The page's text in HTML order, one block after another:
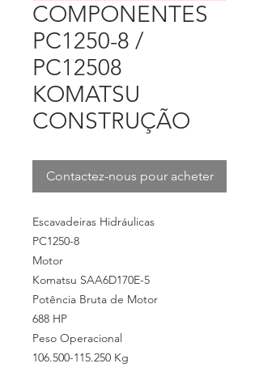
COMPONENTES
PC1250-8 /
PC12508
KOMATSU
CONSTRUÇÃO
Contactez-nous pour acheter
Escavadeiras Hidráulicas
PC1250-8
Motor
Komatsu SAA6D170E-5
Potência Bruta de Motor
688 HP
Peso Operacional
106.500-115.250 Kg